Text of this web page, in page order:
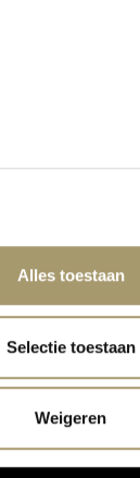
Alles toestaan
Selectie toestaan
Weigeren
UNSERE